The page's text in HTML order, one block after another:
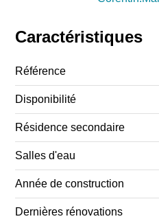
Caractéristiques
Référence
Disponibilité
Résidence secondaire
Salles d'eau
Année de construction
Dernières rénovations